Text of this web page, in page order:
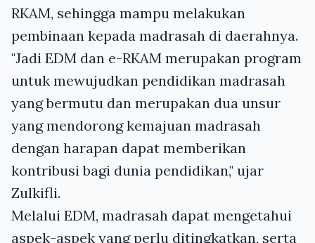
RKAM, sehingga mampu melakukan
pembinaan kepada madrasah di daerahnya.
"Jadi EDM dan e-RKAM merupakan program
untuk mewujudkan pendidikan madrasah
yang bermutu dan merupakan dua unsur
yang mendorong kemajuan madrasah
dengan harapan dapat memberikan
kontribusi bagi dunia pendidikan," ujar
Zulkifli.
Melalui EDM, madrasah dapat mengetahui
aspek-aspek yang perlu ditingkatkan, serta